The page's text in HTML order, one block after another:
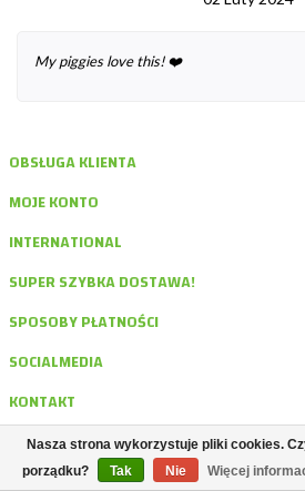
My piggies love this! ❤️
OBSŁUGA KLIENTA
MOJE KONTO
INTERNATIONAL
SUPER SZYBKA DOSTAWA!
SPOSOBY PŁATNOŚCI
SOCIALMEDIA
KONTAKT
© DRD
Nasza strona wykorzystuje pliki cookies.
porządku?
Tak Nie Więcej